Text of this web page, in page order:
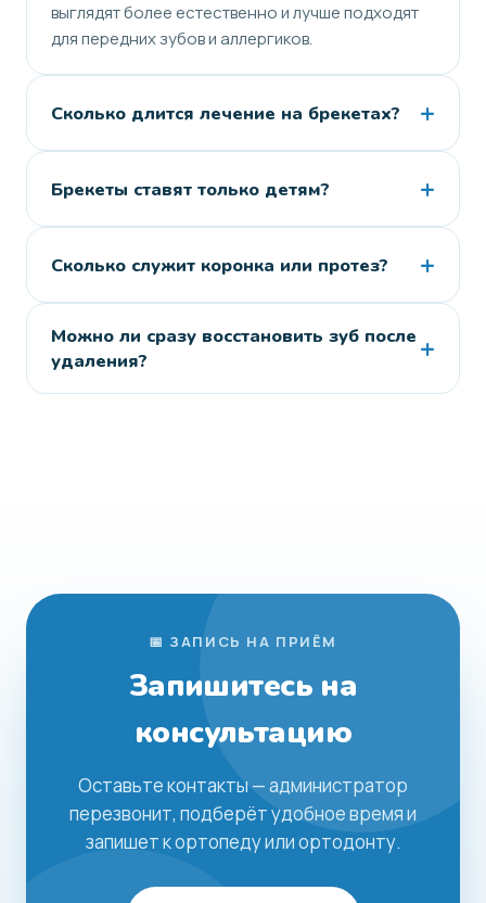
выглядят более естественно и лучше подходят
для передних зубов и аллергиков.
Сколько длится лечение на брекетах? +
Брекеты ставят только детям? +
Сколько служит коронка или протез? +
Можно ли сразу восстановить зуб после
удаления?
+
📅 ЗАПИСЬ НА ПРИЁМ
Запишитесь на
консультацию
Оставьте контакты — администратор
перезвонит, подберёт удобное время и
запишет к ортопеду или ортодонту.